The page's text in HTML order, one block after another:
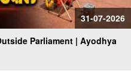
31-07-2026
Parliament | Ayodhya